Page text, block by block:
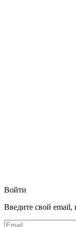
Войти
Введите свой